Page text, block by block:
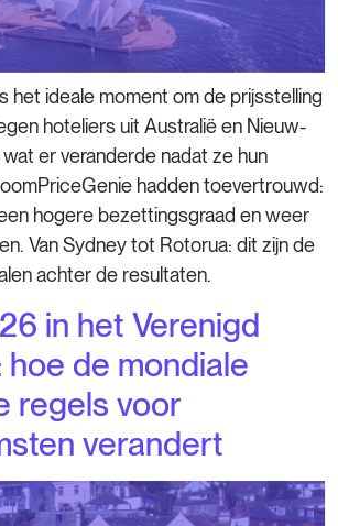
het ideale moment om de prijsstelling
hoteliers uit Australië en Nieuw-
er veranderde nadat ze hun
hadden toevertrouwd:
hogere bezettingsgraad en weer
Van Sydney tot Rotorua: dit zijn de
achter de resultaten.
in het Verenigd
hoe de mondiale
regels voor
verandert